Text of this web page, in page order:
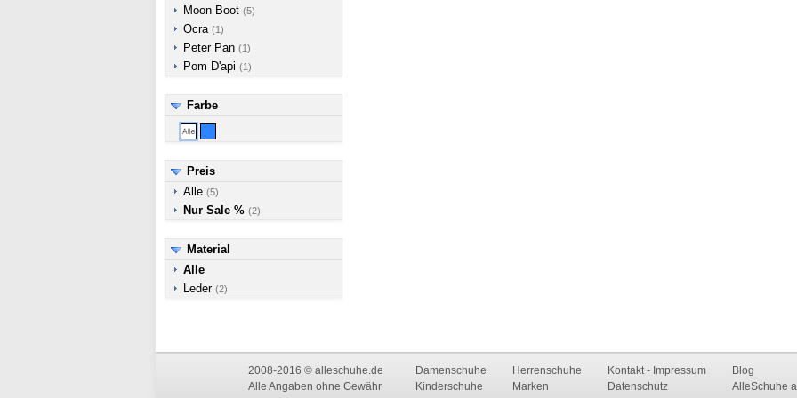
Moon Boot (5)
Ocra (1)
Peter Pan (1)
Pom D'api (1)
Farbe
Preis
Alle (5)
Nur Sale % (2)
Material
Alle
Leder (2)
2008-2016 © alleschuhe.de
Alle Angaben ohne Gewähr
Damenschuhe
Kinderschuhe
Herrenschuhe
Marken
Kontakt - Impressum
Datenschutz
Blog
AlleSchuhe